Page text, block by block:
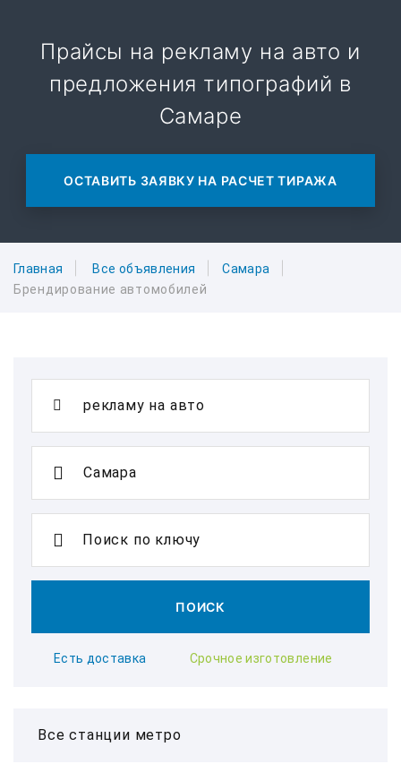
Прайсы на рекламу на авто и
предложения типографий в
Самаре
ОСТАВИТЬ ЗАЯВКУ НА РАСЧЕТ ТИРАЖА
Главная Все объявления
Самара
Брендирование автомобилей
Поиск по ключу
ПОИСК
Есть доставка Срочное изготовление